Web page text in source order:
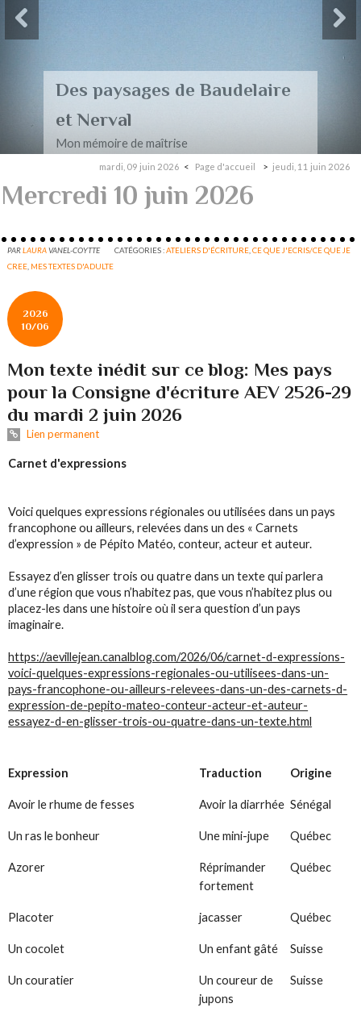
Des paysages de Baudelaire
et Nerval
Mon mémoire de maîtrise
mardi, 09 juin 2026 Page d'accueil jeudi, 11 juin 2026
Mercredi 10 juin 2026
PARLAURAVANEL-COYTTE CATÉGORIES :ATELIERS D'ÉCRITURE ,CE QUE J'ECRIS/CE QUE JE
CREE MES TEXTES D'ADULTE
2026
10/06
Mon texte inédit sur ce blog: Mes pays
pour la Consigne d'écriture AEV 2526-29
du mardi 2 juin 2026
Lien permanent
Carnet d'expressions
Voici quelques expressions régionales ou utilisées dans un pays
francophone ou ailleurs, relevées dans un des « Carnets
d’expression » de Pépito Matéo, conteur, acteur et auteur.
Essayez d’en glisser trois ou quatre dans un texte qui parlera
d’une région que vous n’habitez pas, que vous n’habitez plus ou
placez-les dans une histoire où il sera question d’un pays
imaginaire.
https://aevillejean.canalblog.com/2026/06/carnet-d-expressions-
voici-quelques-expressions-regionales-ou-utilisees-dans-un-
pays-francophone-ou-ailleurs-relevees-dans-un-des-carnets-d-
expression-de-pepito-mateo-conteur-acteur-et-auteur-
essayez-d-en-glisser-trois-ou-quatre-dans-un-texte.html
Expression Traduction Origine
Avoir le rhume de fesses Avoir la diarrhée Sénégal
Un ras le bonheur Une mini-jupe Québec
Azorer
Réprimander
fortement
Québec
Placoter jacasser Québec
Un cocolet Un enfant gâté Suisse
Un couratier
Un coureur de
jupons
Suisse